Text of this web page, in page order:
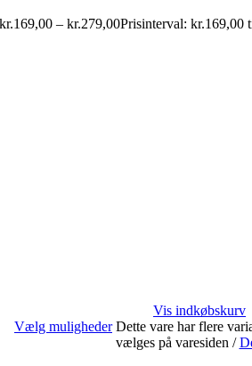
kr.169,00 – kr.279,00Prisinterval: kr.169,00
Vis indkøbskurv
Vælg muligheder Dette vare har flere
vælges på varesiden /